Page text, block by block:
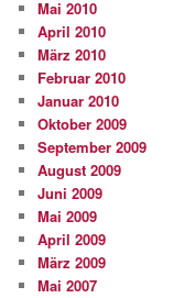
Mai 2010
April 2010
März 2010
Februar 2010
Januar 2010
Oktober 2009
September 2009
August 2009
Juni 2009
Mai 2009
April 2009
März 2009
Mai 2007